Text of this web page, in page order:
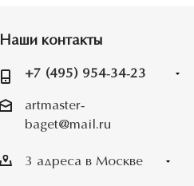
Наши контакты
+7 (495) 954-34-23
artmaster-
baget@mail.ru
3 адреса в Москве